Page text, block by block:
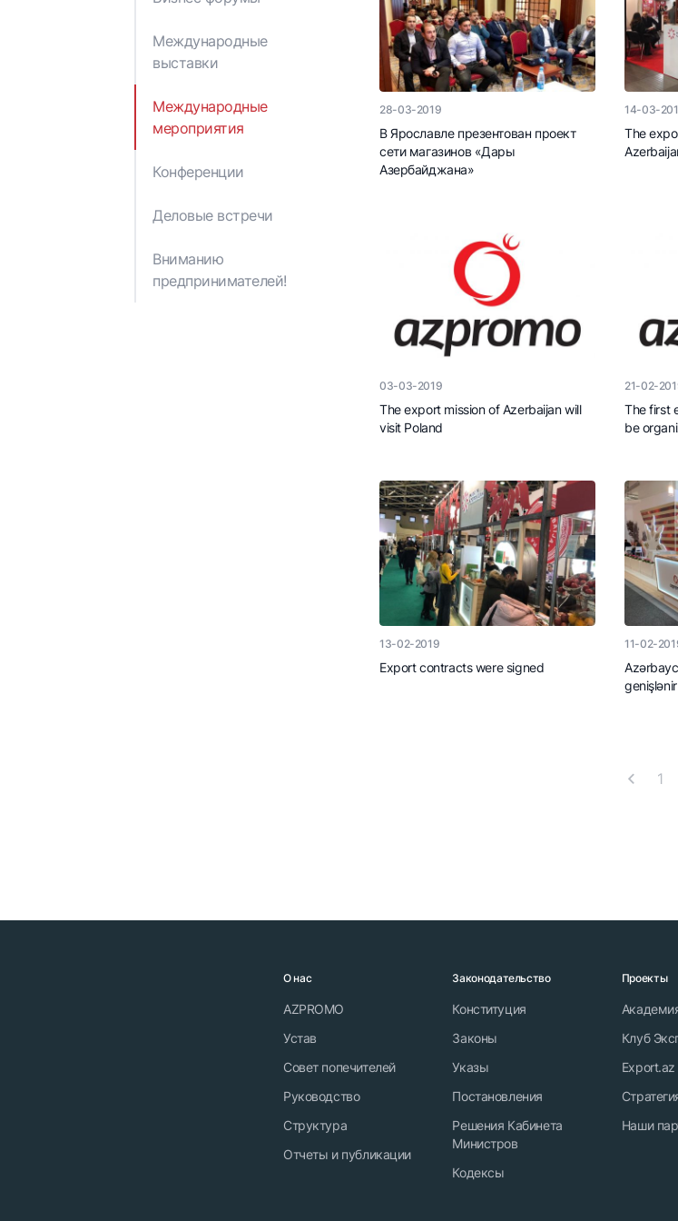
Отчеты и публикации
Азербайджанской
Международные
выставки
Международные
мероприятия
Конференции
Деловые встречи
Вниманию
предпринимателей!
28-03-2019
В Ярославле презентован проект
сети магазинов «Дары
Азербайджана»
14-03-
The
03-03-2019
The export mission of Azerbaijan will
visit Poland
21-02-
The first
be
13-02-2019
Export contracts were signed
11-02-
genişlənir
1
О нас
AZPROMO
Устав
Совет попечителей
Руководство
Структура
Отчеты и публикации
Законодательство
Конституция
Законы
Указы
Постановления
Решения Кабинета
Министров
Кодексы
Проекты
Клуб
Export.az
Наши